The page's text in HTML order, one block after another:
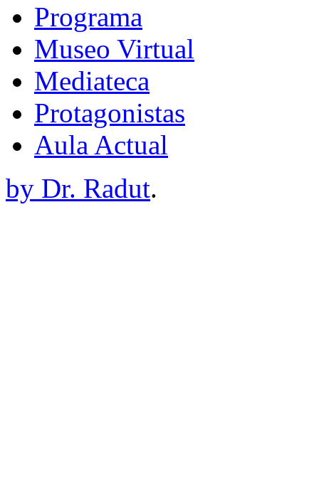
Programa
Museo Virtual
Mediateca
Protagonistas
Aula Actual
by Dr. Radut.